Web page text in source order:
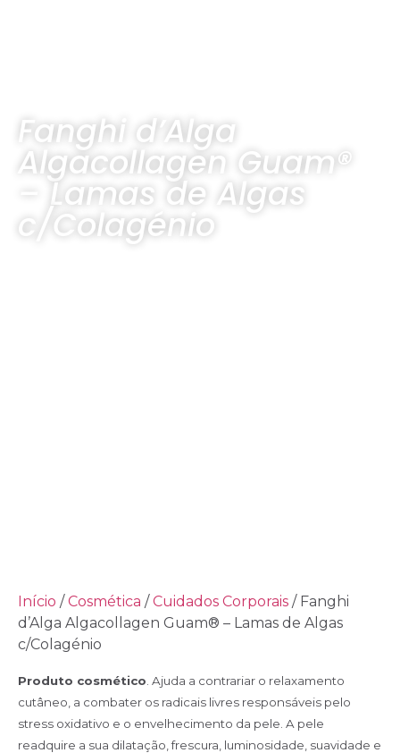
Fanghi d’Alga
Algacollagen Guam®
– Lamas de Algas
c/Colagénio
Início /Cosmética /Cuidados Corporais / Fanghi
d’Alga Algacollagen Guam® – Lamas de Algas
c/Colagénio
Produto cosmético . Ajuda a contrariar o relaxamento
cutâneo, a combater os radicais livres responsáveis pelo
stress oxidativo e o envelhecimento da pele. A pele
readquire a sua dilatação, frescura, luminosidade, suavidade e